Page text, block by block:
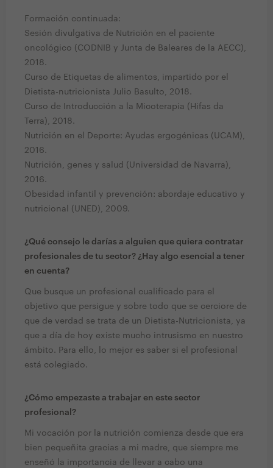
Formación continuada:
Sesión divulgativa de Nutrición en el paciente
oncológico (CODNIB y Junta de Baleares de la AECC),
2018.
Curso de Etiquetas de alimentos, impartido por el
Dietista-nutricionista Julio Basulto, 2018.
Curso de Introducción a la Micoterapia (Hifas da
Terra), 2018.
Nutrición en el Deporte: Ayudas ergogénicas (UCAM),
2016.
Nutrición, genes y salud (Universidad de Navarra),
2016.
Obesidad infantil y prevención: abordaje educativo y
nutricional (UNED), 2009.
¿Qué consejo le darías a alguien que quiera contratar
profesionales de tu sector? ¿Hay algo esencial a tener
en cuenta?
Que busque un profesional cualificado para el
objetivo que persigue y sobre todo que se cerciore de
que de verdad se trata de un Dietista-Nutricionista, ya
que a día de hoy existe mucho intrusismo en nuestro
ámbito. Para ello, lo mejor es saber si el profesional
está colegiado.
¿Cómo empezaste a trabajar en este sector
profesional?
Mi vocación por la nutrición comienza desde que era
bien pequeñita gracias a mi madre, que siempre me
enseñó la importancia de llevar a cabo una